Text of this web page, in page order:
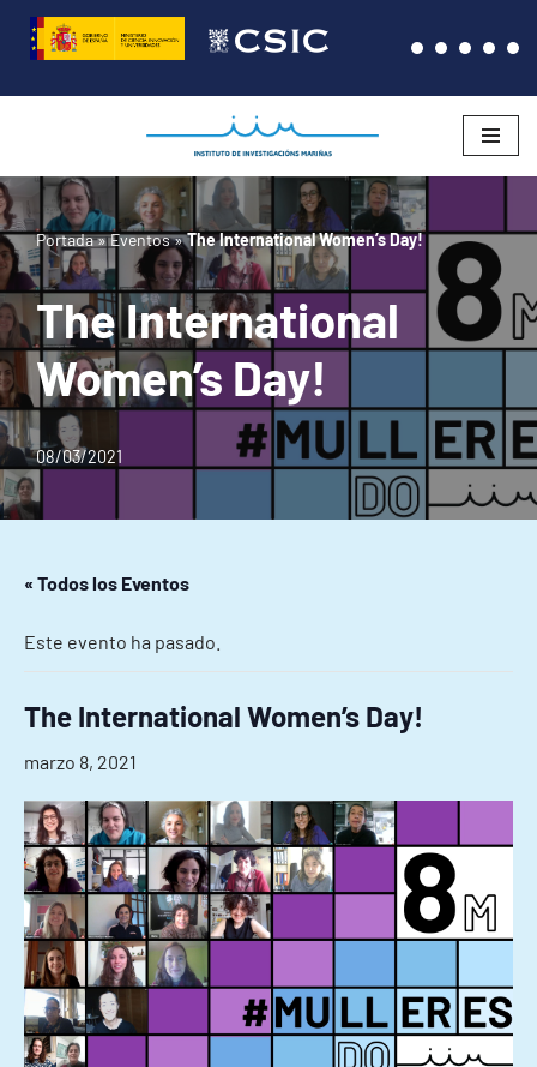
Saltar
al
Portada»Eventos»The International Women’s Day!
The International
Women’s Day!
08/03/2021
« Todos los Eventos
Este evento ha pasado.
The International Women’s Day!
marzo 8, 2021